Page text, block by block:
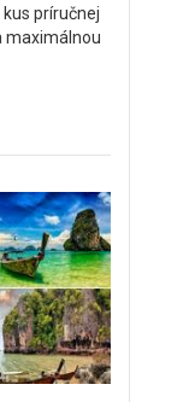
príručnej
maximálnou